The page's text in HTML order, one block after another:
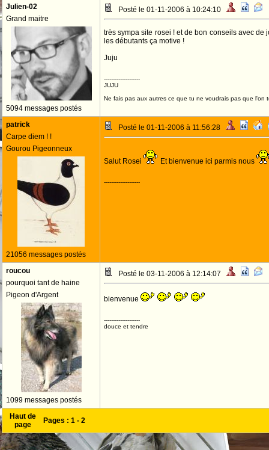
Julien-02
Grand maitre
5094 messages postés
Posté le 01-11-2006 à 10:24:10
très sympa site rosei ! et de bon conseils avec de
les débutants ça motive !
Juju
--------------------
JUJU
Ne fais pas aux autres ce que tu ne voudrais pas que l'on
patrick
Carpe diem ! !
Gourou Pigeonneux
21056 messages postés
Posté le 01-11-2006 à 11:56:28
Salut Rosei Et bienvenue ici parmis nous
--------------------
roucou
pourquoi tant de haine
Pigeon d'Argent
1099 messages postés
Posté le 03-11-2006 à 12:14:07
bienvenue
--------------------
douce et tendre
Haut de
page
Pages : 1 - 2